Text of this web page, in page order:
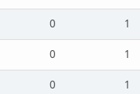
0
1
0
1
0
1